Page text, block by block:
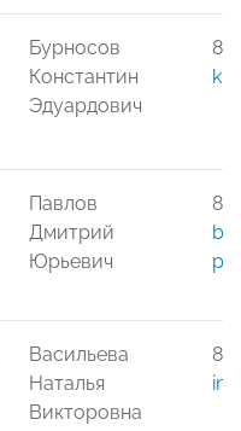
Бурносов
Константин
Эдуардович
8-
Павлов
Дмитрий
Юрьевич
8-
Васильева
Наталья
Викторовна
8-